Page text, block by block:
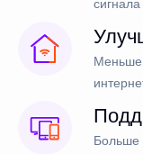
Меньше
Больше